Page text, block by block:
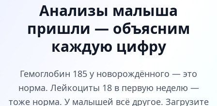
Анализы малыша
пришли — объясним
каждую цифру
Гемоглобин 185 у новорождённого — это
норма. Лейкоциты 18 в первую неделю —
тоже норма. У малышей всё другое. Загрузите